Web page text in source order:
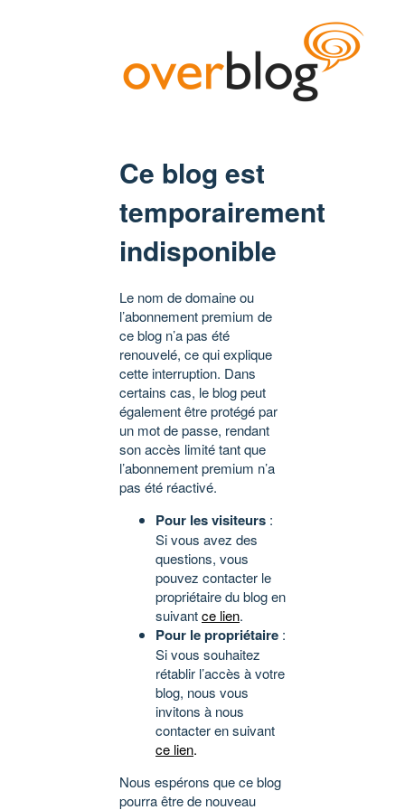
Ce blog est
temporairement
indisponible
Le nom de domaine ou
l’abonnement premium de
ce blog n’a pas été
renouvelé, ce qui explique
cette interruption. Dans
certains cas, le blog peut
également être protégé par
un mot de passe, rendant
son accès limité tant que
l’abonnement premium n’a
pas été réactivé.
Pour les visiteurs :
Si vous avez des
questions, vous
pouvez contacter le
propriétaire du blog en
suivantce lien.
Pour le propriétaire :
Si vous souhaitez
rétablir l’accès à votre
blog, nous vous
invitons à nous
contacter en suivant
ce lien.
Nous espérons que ce blog
pourra être de nouveau